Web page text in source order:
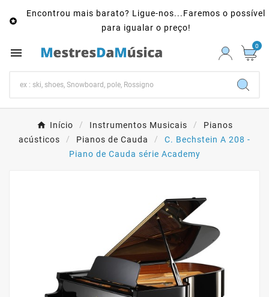

Encontrou mais barato? Ligue-nos...Faremos o possível
para igualar o preço!
 0
Início Instrumentos Musicais
Pianos
acústicos
Pianos de Cauda
C. Bechstein A 208 -
Piano de Cauda série Academy